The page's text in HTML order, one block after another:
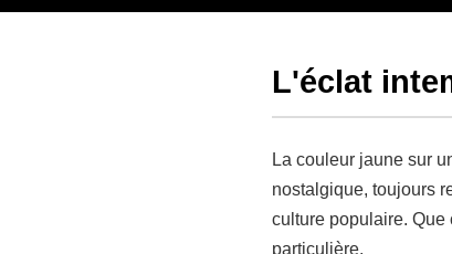
L'éclat
La couleur jaune sur
nostalgique, toujours
culture populaire. Que
particulière.